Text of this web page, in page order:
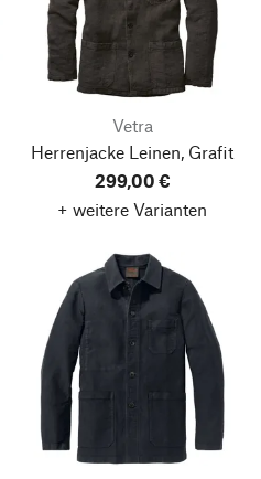
Vetra
Herrenjacke Leinen, Grafit
299,00 €
+ weitere Varianten